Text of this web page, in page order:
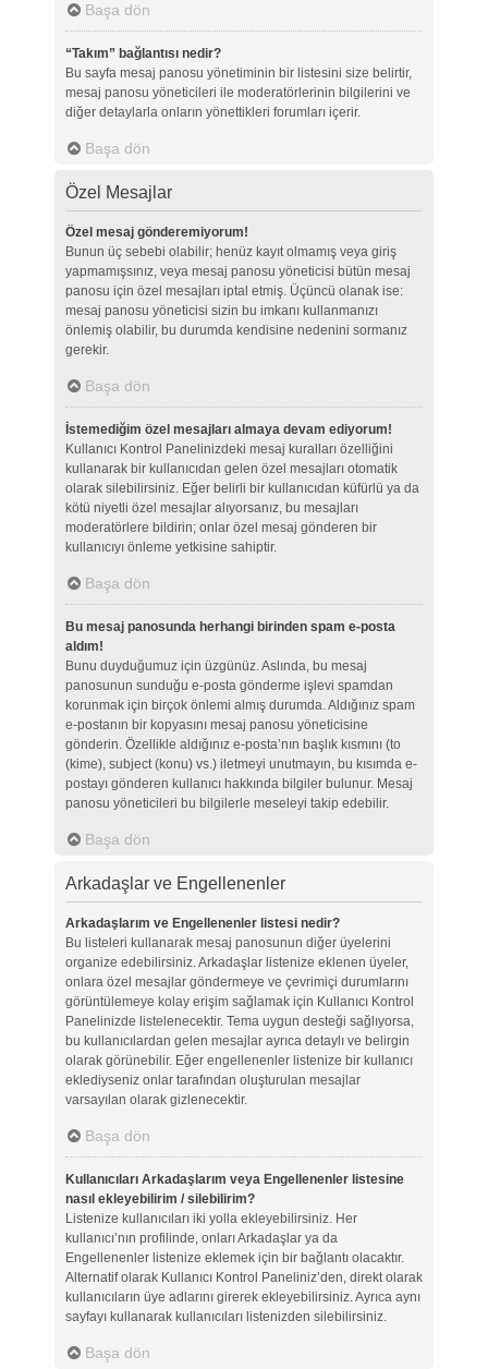
Başa dön
“Takım” bağlantısı nedir?
Bu sayfa mesaj panosu yönetiminin bir listesini size belirtir,
mesaj panosu yöneticileri ile moderatörlerinin bilgilerini ve
diğer detaylarla onların yönettikleri forumları içerir.
Başa dön
Özel Mesajlar
Özel mesaj gönderemiyorum!
Bunun üç sebebi olabilir; henüz kayıt olmamış veya giriş
yapmamışsınız, veya mesaj panosu yöneticisi bütün mesaj
panosu için özel mesajları iptal etmiş. Üçüncü olanak ise:
mesaj panosu yöneticisi sizin bu imkanı kullanmanızı
önlemiş olabilir, bu durumda kendisine nedenini sormanız
gerekir.
Başa dön
İstemediğim özel mesajları almaya devam ediyorum!
Kullanıcı Kontrol Panelinizdeki mesaj kuralları özelliğini
kullanarak bir kullanıcıdan gelen özel mesajları otomatik
olarak silebilirsiniz. Eğer belirli bir kullanıcıdan küfürlü ya da
kötü niyetli özel mesajlar alıyorsanız, bu mesajları
moderatörlere bildirin; onlar özel mesaj gönderen bir
kullanıcıyı önleme yetkisine sahiptir.
Başa dön
Bu mesaj panosunda herhangi birinden spam e-posta
aldım!
Bunu duyduğumuz için üzgünüz. Aslında, bu mesaj
panosunun sunduğu e-posta gönderme işlevi spamdan
korunmak için birçok önlemi almış durumda. Aldığınız spam
e-postanın bir kopyasını mesaj panosu yöneticisine
gönderin. Özellikle aldığınız e-posta’nın başlık kısmını (to
(kime), subject (konu) vs.) iletmeyi unutmayın, bu kısımda e-
postayı gönderen kullanıcı hakkında bilgiler bulunur. Mesaj
panosu yöneticileri bu bilgilerle meseleyi takip edebilir.
Başa dön
Arkadaşlar ve Engellenenler
Arkadaşlarım ve Engellenenler listesi nedir?
Bu listeleri kullanarak mesaj panosunun diğer üyelerini
organize edebilirsiniz. Arkadaşlar listenize eklenen üyeler,
onlara özel mesajlar göndermeye ve çevrimiçi durumlarını
görüntülemeye kolay erişim sağlamak için Kullanıcı Kontrol
Panelinizde listelenecektir. Tema uygun desteği sağlıyorsa,
bu kullanıcılardan gelen mesajlar ayrıca detaylı ve belirgin
olarak görünebilir. Eğer engellenenler listenize bir kullanıcı
eklediyseniz onlar tarafından oluşturulan mesajlar
varsayılan olarak gizlenecektir.
Başa dön
Kullanıcıları Arkadaşlarım veya Engellenenler listesine
nasıl ekleyebilirim / silebilirim?
Listenize kullanıcıları iki yolla ekleyebilirsiniz. Her
kullanıcı’nın profilinde, onları Arkadaşlar ya da
Engellenenler listenize eklemek için bir bağlantı olacaktır.
Alternatif olarak Kullanıcı Kontrol Paneliniz’den, direkt olarak
kullanıcıların üye adlarını girerek ekleyebilirsiniz. Ayrıca aynı
sayfayı kullanarak kullanıcıları listenizden silebilirsiniz.
Başa dön